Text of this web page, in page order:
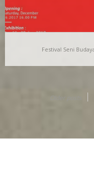
Festival Seni
Older posts